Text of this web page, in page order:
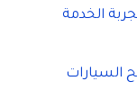
الخدمة
السيارات